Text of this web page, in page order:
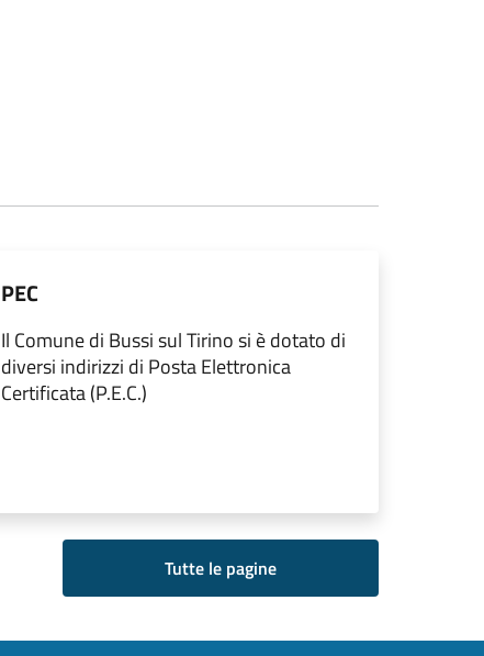
PEC
Il Comune di Bussi sul Tirino si è dotato di
diversi indirizzi di Posta Elettronica
Certificata (P.E.C.)
Tutte le pagine